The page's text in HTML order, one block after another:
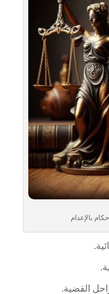
بالإعدام
القضية.